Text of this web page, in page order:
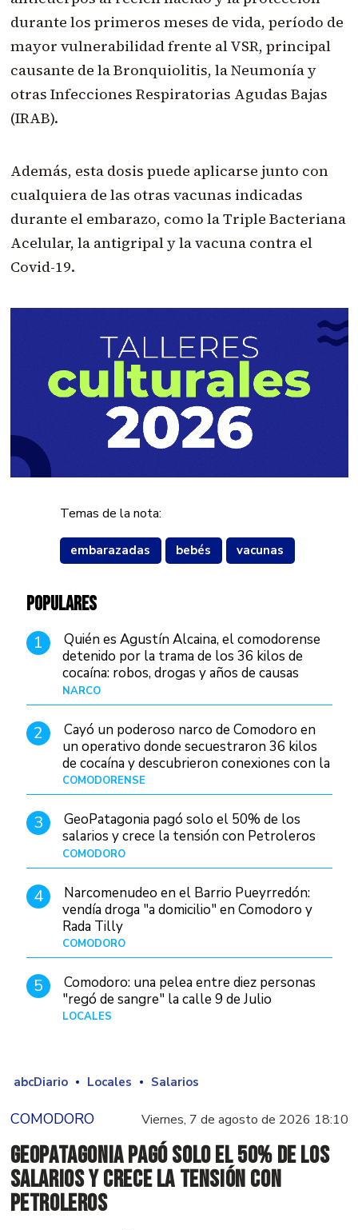
durante los primeros meses de vida, período de
mayor vulnerabilidad frente al VSR, principal
causante de la Bronquiolitis, la Neumonía y
otras Infecciones Respiratorias Agudas Bajas
(IRAB).
Además, esta dosis puede aplicarse junto con
cualquiera de las otras vacunas indicadas
durante el embarazo, como la Triple Bacteriana
Acelular, la antigripal y la vacuna contra el
Covid-19.
Temas de la nota:
embarazadas bebés vacunas
POPULARES
1
Quién es Agustín Alcaina, el comodorense
detenido por la trama de los 36 kilos de
cocaína: robos, drogas y años de causas
judiciales
NARCO
2
Cayó un poderoso narco de Comodoro en
un operativo donde secuestraron 36 kilos
de cocaína y descubrieron conexiones con la
Patagonia
COMODORENSE
3
GeoPatagonia pagó solo el 50% de los
salarios y crece la tensión con Petroleros
COMODORO
4
Narcomenudeo en el Barrio Pueyrredón:
vendía droga "a domicilio" en Comodoro y
Rada Tilly
COMODORO
5
Comodoro: una pelea entre diez personas
"regó de sangre" la calle 9 de Julio
LOCALES
abcDiario Locales Salarios
COMODORO Viernes, 7 de agosto de 2026 18:10
GeoPatagonia pagó solo el 50% de los
salarios y crece la tensión con
Petroleros